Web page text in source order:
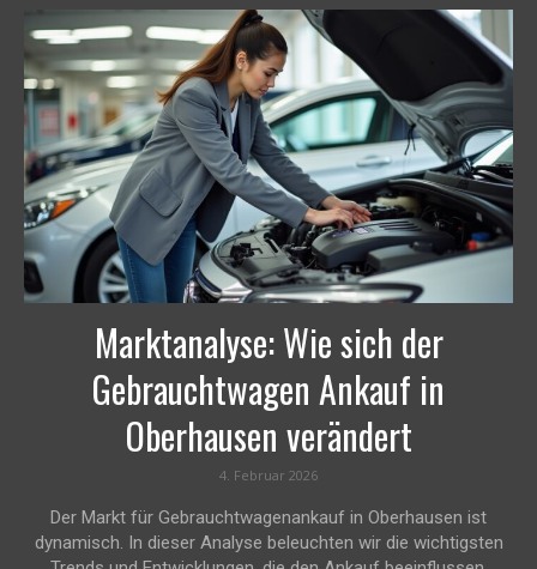
Marktanalyse: Wie sich der
Gebrauchtwagen Ankauf in
Oberhausen verändert
4. Februar 2026
Der Markt für Gebrauchtwagenankauf in Oberhausen ist
dynamisch. In dieser Analyse beleuchten wir die wichtigsten